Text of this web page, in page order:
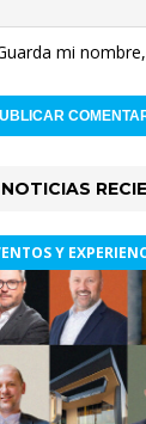
mi
NOTICIAS
Y